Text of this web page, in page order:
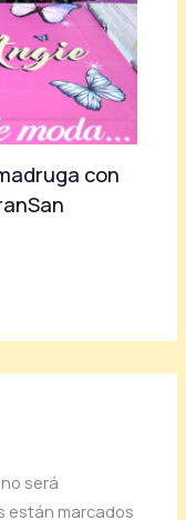
con
será
están marcados